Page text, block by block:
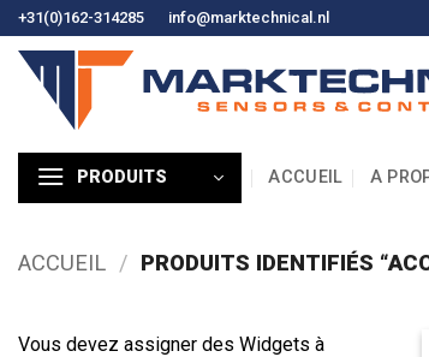
Skip
to
content
+31(0)162-314285 info@marktechnical.nl
PRODUITS ACCUEIL A
ACCUEIL / PRODUITS IDENTIFIÉS
Vous devez assigner des Widgets à